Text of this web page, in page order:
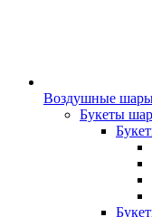
Воздушные
Букеты